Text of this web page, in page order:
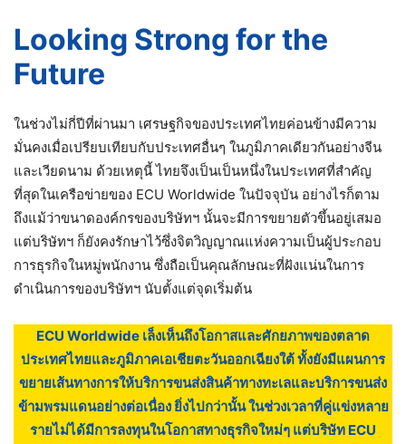
Looking Strong for the
Future
ในช่วงไม่กี่ปีที่ผ่านมา เศรษฐกิจของประเทศไทยค่อนข้างมีความ
มั่นคงเมื่อเปรียบเทียบกับประเทศอื่นๆ ในภูมิภาคเดียวกันอย่างจีน
และเวียดนาม ด้วยเหตุนี้ ไทยจึงเป็นเป็นหนึ่งในประเทศที่สำคัญ
ที่สุดในเครือข่ายของ ECU Worldwide ในปัจจุบัน อย่างไรก็ตาม
ถึงแม้ว่าขนาดองค์กรของบริษัทฯ นั้นจะมีการขยายตัวขึ้นอยู่เสมอ
แต่บริษัทฯ ก็ยังคงรักษาไว้ซึ่งจิตวิญญาณแห่งความเป็นผู้ประกอบ
การธุรกิจในหมู่พนักงาน ซึ่งถือเป็นคุณลักษณะที่ฝังแน่นในการ
ดำเนินการของบริษัทฯ นับตั้งแต่จุดเริ่มต้น
ECU Worldwide เล็งเห็นถึงโอกาสและศักยภาพของตลาด
ประเทศไทยและภูมิภาคเอเชียตะวันออกเฉียงใต้ ทั้งยังมีแผนการ
ขยายเส้นทางการให้บริการขนส่งสินค้าทางทะเลและบริการขนส่ง
ข้ามพรมแดนอย่างต่อเนื่อง ยิ่งไปกว่านั้น ในช่วงเวลาที่คู่แข่งหลาย
รายไม่ได้มีการลงทุนในโอกาสทางธุรกิจใหม่ๆ แต่บริษัท ECU